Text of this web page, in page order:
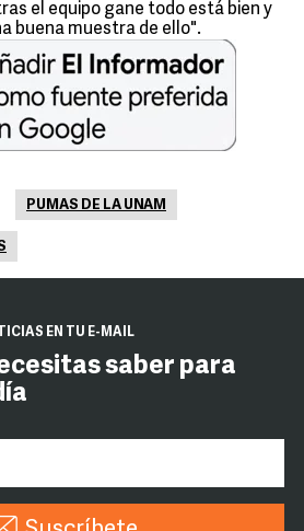
el equipo gane todo está bien y
buena muestra de ello".
PUMAS DE LA UNAM
EN TU E-MAIL
saber para